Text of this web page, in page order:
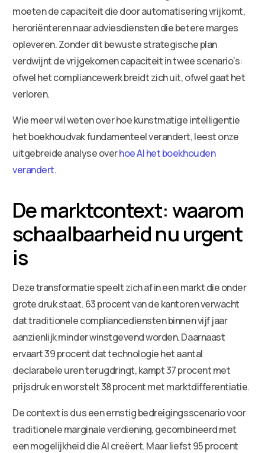
moeten de capaciteit die door automatisering vrijkomt,
heroriënteren naar adviesdiensten die betere marges
opleveren. Zonder dit bewuste strategische plan
verdwijnt de vrijgekomen capaciteit in twee scenario’s:
ofwel het compliancewerk breidt zich uit, ofwel gaat het
verloren.
Wie meer wil weten over hoe kunstmatige intelligentie
het boekhoudvak fundamenteel verandert, leest onze
uitgebreide analyse overhoe AI het boekhouden
verandert.
De marktcontext: waarom
schaalbaarheid nu urgent
is
Deze transformatie speelt zich af in een markt die onder
grote druk staat. 63 procent van de kantoren verwacht
dat traditionele compliancediensten binnen vijf jaar
aanzienlijk minder winstgevend worden. Daarnaast
ervaart 39 procent dat technologie het aantal
declarabele uren terugdringt, kampt 37 procent met
prijsdruk en worstelt 38 procent met marktdifferentiatie.
De context is dus een ernstig bedreigingsscenario voor
traditionele marginale verdiening, gecombineerd met
een mogelijkheid die AI creëert. Maar liefst 95 procent